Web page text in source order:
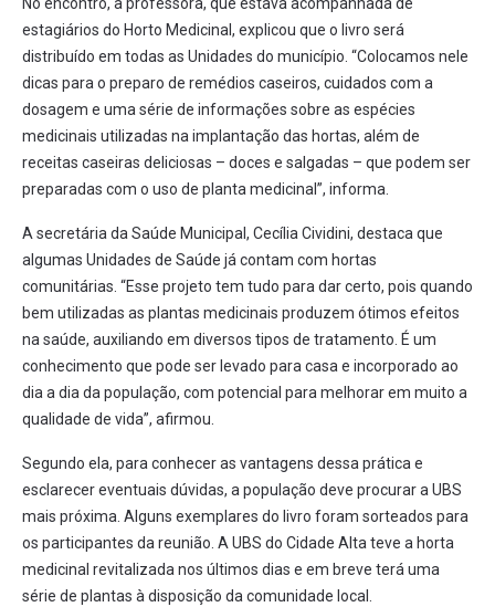
No encontro, a professora, que estava acompanhada de
estagiários do Horto Medicinal, explicou que o livro será
distribuído em todas as Unidades do município. “Colocamos nele
dicas para o preparo de remédios caseiros, cuidados com a
dosagem e uma série de informações sobre as espécies
medicinais utilizadas na implantação das hortas, além de
receitas caseiras deliciosas – doces e salgadas – que podem ser
preparadas com o uso de planta medicinal”, informa.
A secretária da Saúde Municipal, Cecília Cividini, destaca que
algumas Unidades de Saúde já contam com hortas
comunitárias. “Esse projeto tem tudo para dar certo, pois quando
bem utilizadas as plantas medicinais produzem ótimos efeitos
na saúde, auxiliando em diversos tipos de tratamento. É um
conhecimento que pode ser levado para casa e incorporado ao
dia a dia da população, com potencial para melhorar em muito a
qualidade de vida”, afirmou.
Segundo ela, para conhecer as vantagens dessa prática e
esclarecer eventuais dúvidas, a população deve procurar a UBS
mais próxima. Alguns exemplares do livro foram sorteados para
os participantes da reunião. A UBS do Cidade Alta teve a horta
medicinal revitalizada nos últimos dias e em breve terá uma
série de plantas à disposição da comunidade local.